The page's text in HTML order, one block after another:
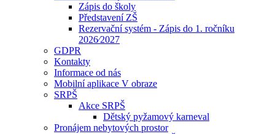
Zápis do školy
Představení ZŠ
Rezervační systém - Zápis do 1. ročníku
2026⁄2027
GDPR
Kontakty
Informace od nás
Mobilní aplikace V obraze
SRPŠ
Akce SRPŠ
Dětský pyžamový karneval
Pronájem nebytových prostor